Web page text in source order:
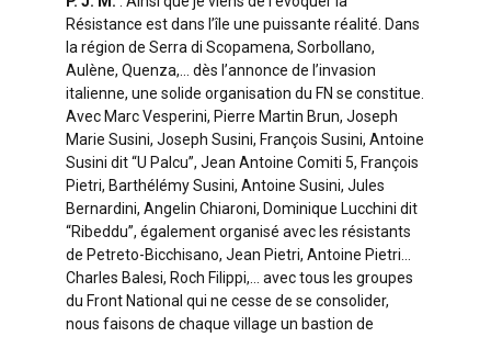
Résistance est dans l’île une puissante réalité. Dans
la région de Serra di Scopamena, Sorbollano,
Aulène, Quenza,… dès l’annonce de l’invasion
italienne, une solide organisation du FN se constitue.
Avec Marc Vesperini, Pierre Martin Brun, Joseph
Marie Susini, Joseph Susini, François Susini, Antoine
Susini dit “U Palcu”, Jean Antoine Comiti 5, François
Pietri, Barthélémy Susini, Antoine Susini, Jules
Bernardini, Angelin Chiaroni, Dominique Lucchini dit
“Ribeddu”, également organisé avec les résistants
de Petreto-Bicchisano, Jean Pietri, Antoine Pietri…
Charles Balesi, Roch Filippi,… avec tous les groupes
du Front National qui ne cesse de se consolider,
nous faisons de chaque village un bastion de